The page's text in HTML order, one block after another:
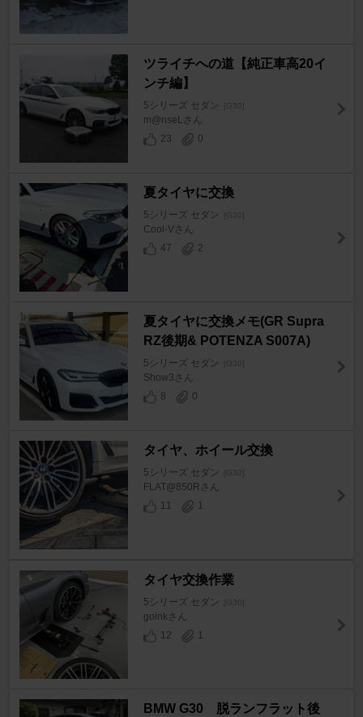
ツライチへの道【純正車高20イ
ンチ編】
5シリーズ セダン [G30]
m@nseLさん
23
0
夏タイヤに交換
5シリーズ セダン [G30]
Cool-Vさん
47
2
夏タイヤに交換メモ(GR Supra
RZ後期& POTENZA S007A)
5シリーズ セダン [G30]
Show3さん
8
0
タイヤ、ホイール交換
5シリーズ セダン [G30]
FLAT@850Rさん
11
1
タイヤ交換作業
5シリーズ セダン [G30]
goinkさん
12
1
BMW G30 脱ランフラット後